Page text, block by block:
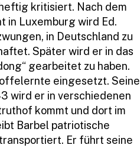
kritisiert. Nach dem
in Luxemburg wird Ed.
in Deutschland zu
Später wird er in das
gearbeitet zu haben.
eingesetzt. Seine
wird er in verschiedenen
kommt und dort im
Barbel patriotische
Er führt seine